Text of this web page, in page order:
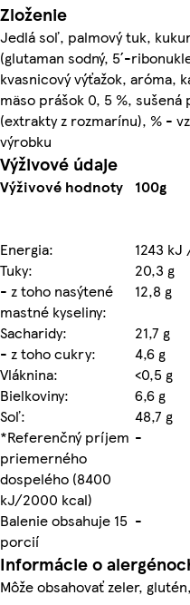
Zloženie
Jedlá soľ, palmový tuk,
(glutaman sodný, 5´-
kvasnicový výťažok, aróma,
mäso prášok 0, 5 %,
(extrakty z rozmarínu), % -
výrobku
Výživové údaje
Výživové hodnoty 100g
Energia:
1243
Tuky:
20,3 g
- z toho nasýtené
mastné kyseliny:
12,8 g
Sacharidy:
21,7 g
- z toho cukry:
4,6 g
Vláknina:
<0,5 g
Bielkoviny:
6,6 g
Soľ:
48,7 g
*Referenčný príjem
priemerného
dospelého (8400
kJ/2000 kcal)
-
Balenie obsahuje 15
porcií
-
Informácie o
Môže obsahovať zeler,